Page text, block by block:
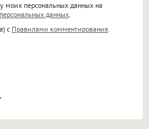
<em>, <s>, <big>,
<pre>, <ul>, <ol>, <li>,
HTML,
становятся
img] будет
моих персональных данных на
данных
с Правилами комментирования